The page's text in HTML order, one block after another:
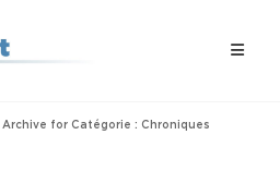
Archive for Catégorie : Chroniques